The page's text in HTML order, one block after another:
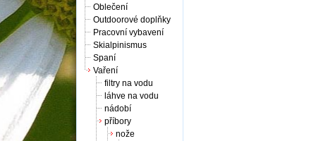
Oblečení
Outdoorové doplňky
Pracovní vybavení
Skialpinismus
Spaní
Vaření
filtry na vodu
láhve na vodu
nádobí
příbory
nože